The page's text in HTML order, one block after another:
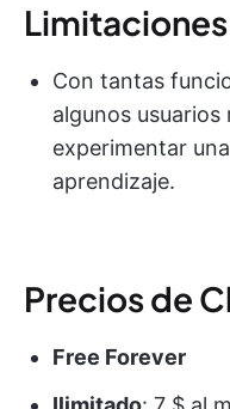
Con tantas
algunos usuarios
experimentar
aprendizaje.
Precios de
Free Forever